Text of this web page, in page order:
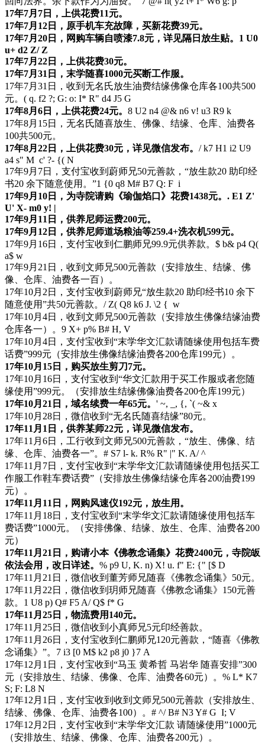
17年7月7日，上供花费11元。
17年7月12日，原手机车充故障，买新花费39元。
17年7月20日，网购车辆自喷漆7.8元，详见隔日放生贴。 1 U0
u+ d2 Z/ Z
17年7月22日，上供花费30元。
17年7月31日，末学随喜1000元买断工作服。
17年7月31日，收到无名氏放生油费结缘佛像仓库各100共500
元。 ( q. f2 ?; G: o: I* R" d4 J5 G
17年8月6日，上供花费24元。 8 U2 n4 @& n6 v! u3 R9 k
17年8月15日，无名氏随喜放生、佛像、结缘、仓库、油费各
100共500元。
17年8月22日，上供花费30元，详见微信发布。 / k7 H1 i2 U9
a4 s" M c' ?- {( N
17年9月7日，支付宝收到蔚师兄50元善款，“放生款20 助印经
书20 余下随意使用。”1 {0 q8 M# B7 Q: F i
17年9月10日，为寺院请购《瑜伽焰口》花费1438元。 . E1 Z'
U' X- m0 y! |
17年9月11日，供养尼师运费200元。
17年9月12日，供养尼师道场粮油等259.4+洗衣机599元。
17年9月16日，支付宝收到仁鹏师兄99.9元供养款。 $ b& p4 Q(
a$ w
17年9月21日，收到文师兄500元善款（安排放生、结缘、佛
像、仓库、油费各一百）。
17年10月2日，支付宝收到蔚师兄“放生款20 助印经书10 余下
随意使用”共50元善款。 / Z( Q8 k6 J. \2 { w
17年10月4日，收到文师兄500元善款（安排放生佛像结缘油费
仓库各一）。 9 X+ p% B# H, V
17年10月4日，支付宝收到“末学华文汇款请随缘使用包括车费
话费”999元（安排放生佛像结缘油费各200仓库199元）。
17年10月15日，购买放生剪刀7元。
17年10月16日，支付宝收到“华文汇款用于买工作服或者您随
缘使用”999元。（安排放生结缘佛像油费各200仓库199元）
17年10月21日，域名续费一年65元。 ' ~, _, {, `( ~& x
17年10月28日，微信收到“无名氏随喜结缘”80元。
17年11月1日，供养某师22元，详见微信发布。
17年11月6日，工行收到文师兄500元善款，“放生、佛像、结
缘、仓库、油费各一”。 # S7 l- k. R% R" |" K. A/ ^
17年11月7日，支付宝收到“末学华文汇款请随缘使用包括买工
作服工作鞋车费话费”（安排放生佛像结缘仓库各200油费199
元）。
17年11月11日，网购风速仪192元，放生用。
17年11月18日，支付宝收到“末学华文汇款请随缘使用包括车
费话费”1000元。（安排佛像、结缘、放生、仓库、油费各200
元）
17年11月21日，购请小本《佛教念诵集》花费2400元，寺院皈
依法会用，改日详述。 % p9 U, K. n) X! u. f" E: {" [$ D
17年11月21日，微信收到董芳师兄随喜《佛教念诵集》50元。
17年11月22日，微信收到玥师兄随喜《佛教念诵集》150元善
款。 1 U8 p) Q# F5 A/ Q$ f* G
17年11月25日，物流费用140元。
17年11月25日，微信收到小真师兄5元印经善款。
17年11月26日，支付宝收到仁鹏师兄120元善款，“随喜《佛教
念诵集》”。 7 i3 [0 M$ k2 p8 j0 }7 A
17年12月1日，支付宝收到“马玉 黄希哲 马岩华 随喜安排”300
元（安排放生、结缘、佛像、仓库、油费各60元）。 % L* K7
S; F: L8 N
17年12月1日，支付宝收到收到文师兄500元善款（安排放生、
结缘、佛像、仓库、油费各100）。 # ^/ B# N3 Y# G I; V
17年12月2日，支付宝收到“末学华文汇款 请随缘使用”1000元
（安排放生、结缘、佛像、仓库、油费各200元）。